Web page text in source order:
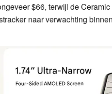
$66, terwijl de
naar verwachting